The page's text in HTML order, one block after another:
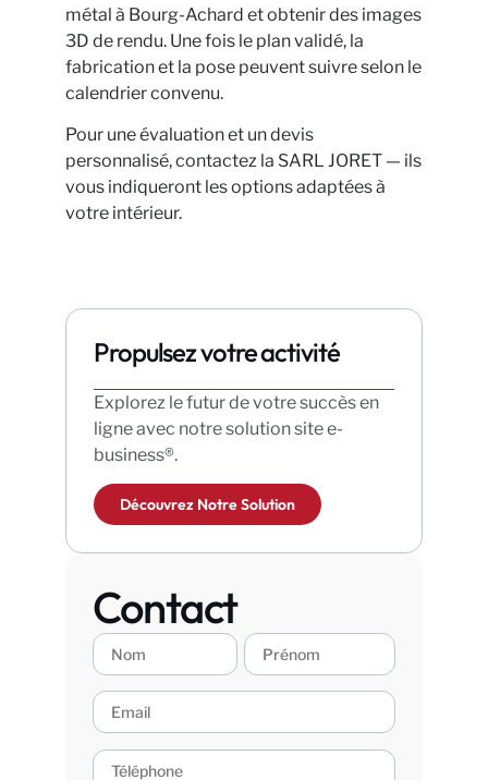
métal à Bourg-Achard et obtenir des images
3D de rendu. Une fois le plan validé, la
fabrication et la pose peuvent suivre selon le
calendrier convenu.
Pour une évaluation et un devis
personnalisé, contactez la SARL JORET — ils
vous indiqueront les options adaptées à
votre intérieur.
Propulsez votre activité
Explorez le futur de votre succès en
ligne avec notre solution site e-
business®.
Découvrez Notre Solution
Contact